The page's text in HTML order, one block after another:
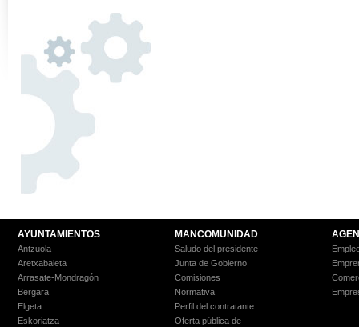
AYUNTAMIENTOS
Antzuola
Aretxabaleta
Arrasate-Mondragón
Bergara
Elgeta
Eskoriatza
MANCOMUNIDAD
Saludo del presidente
Junta de Gobierno
Comisiones
Normativa
Perfil del contratante
Oferta pública de